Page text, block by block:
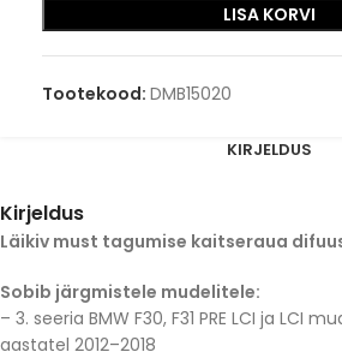
LISA KORVI
Tootekood: DMB15020
KIRJELDUS
Kirjeldus
Läikiv must tagumise kaitseraua
Sobib järgmistele mudelitele:
– 3. seeria BMW F30, F31 PRE LCI ja LCI
aastatel 2012–2018